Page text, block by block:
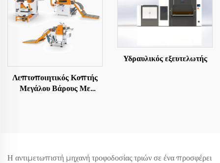
Λεπτοποιητικός Κοπτής
Μεγάλου Βάρους Με
Υδραυλικός εξευτελωτής
Η αντιμετωπιστή μηχανή τροφοδοσίας τριών σε ένα προσφέρει